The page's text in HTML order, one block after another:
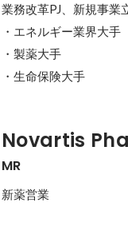
業務改革PJ、新規事業
・エネルギー業界大手
・製薬大手
・生命保険大手
Novartis
MR
新薬営業